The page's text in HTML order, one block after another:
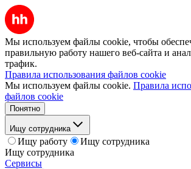
Мы используем файлы cookie, чтобы
правильную работу нашего веб-сайта и
трафик.
Правила использования файлов cookie
Мы используем файлы cookie. Правила
файлов cookie
Понятно
Ищу сотрудника
Ищу работу
Ищу сотрудника
Ищу сотрудника
Сервисы